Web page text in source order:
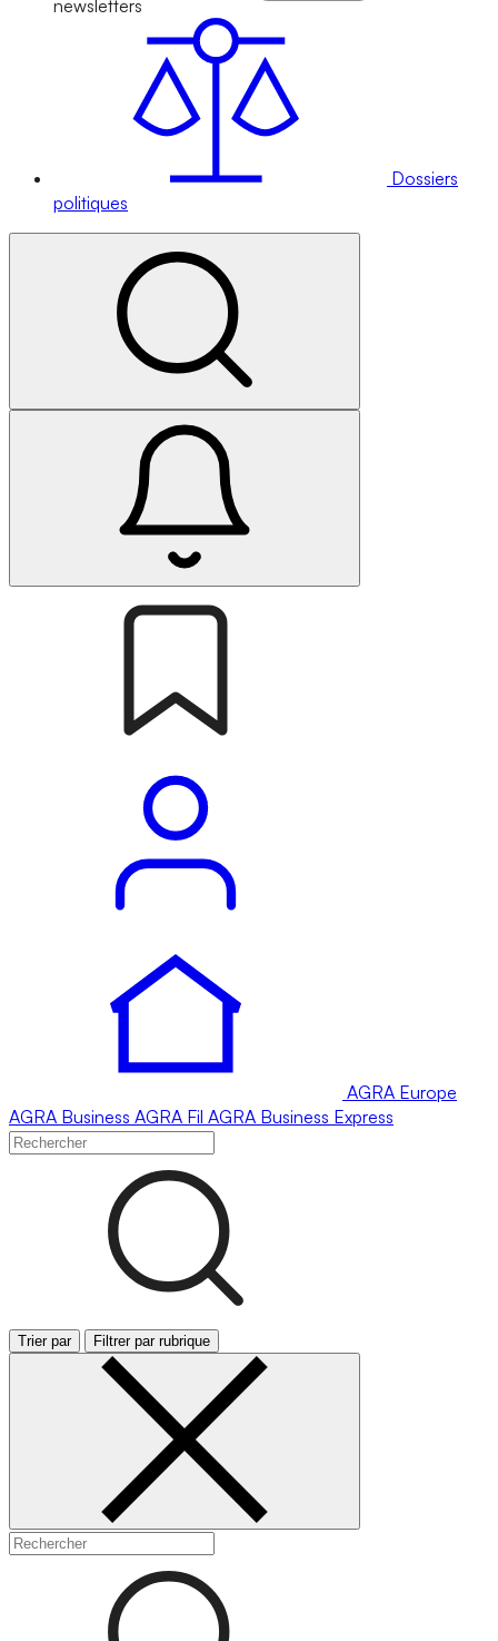
newsletters
Dossiers
politiques
AGRA Europe
AGRA Business AGRA Fil AGRA Business Express
Trier par Filtrer par rubrique